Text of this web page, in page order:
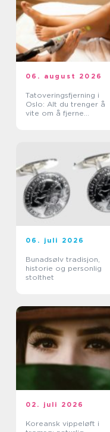
06. august 2026
Tatoveringsfjerning i
Oslo: Alt du trenger å
vite om å fjerne
06. juli 2026
Bunadsølv tradisjon,
historie og personlig
stolthet
02. juli 2026
Koreansk vippeløft i